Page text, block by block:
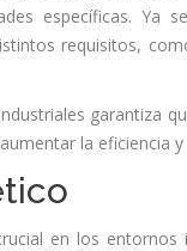
específicas.
requisitos,
garantiza
la eficiencia
en los